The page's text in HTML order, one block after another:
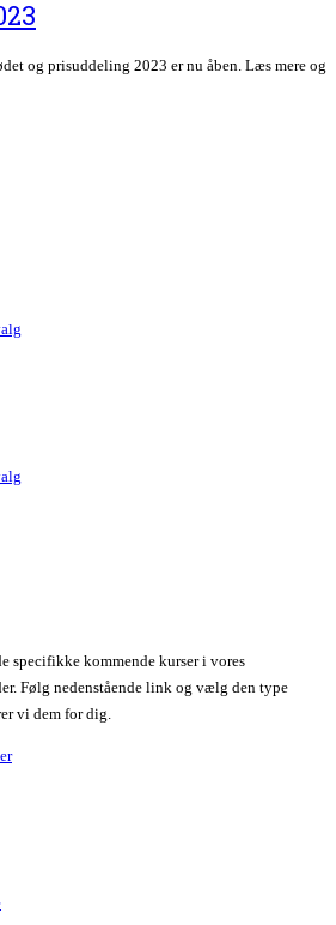
og prisuddeling 2023 er nu åben. Læs mere og
specifikke kommende kurser i vores
Følg nedenstående link og vælg den type
vi dem for dig.